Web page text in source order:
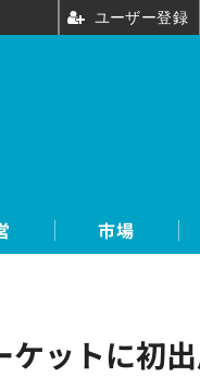
市場
ケットに
ユーザー登録